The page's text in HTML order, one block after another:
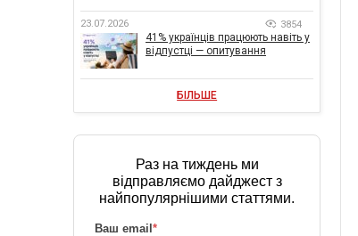
23.07.2026 3854
41% українців працюють навіть у
відпустці — опитування
БІЛЬШЕ
Раз на тиждень ми
відправляємо дайджест з
найпопулярнішими статтями.
Ваш email *